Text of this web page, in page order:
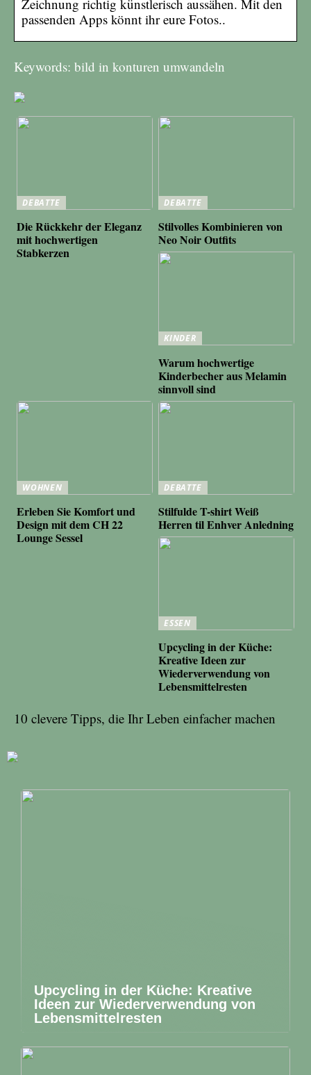
Zeichnung richtig künstlerisch aussähen. Mit den
passenden Apps könnt ihr eure Fotos..
Keywords: bild in konturen umwandeln
DEBATTE
Die Rückkehr der Eleganz
mit hochwertigen
Stabkerzen
DEBATTE
Stilvolles Kombinieren von
Neo Noir Outfits
KINDER
Warum hochwertige
Kinderbecher aus Melamin
sinnvoll sind
WOHNEN
Erleben Sie Komfort und
Design mit dem CH 22
Lounge Sessel
DEBATTE
Stilfulde T-shirt Weiß
Herren til Enhver Anledning
ESSEN
Upcycling in der Küche:
Kreative Ideen zur
Wiederverwendung von
Lebensmittelresten
10 clevere Tipps, die Ihr Leben einfacher machen
Upcycling in der Küche: Kreative
Ideen zur Wiederverwendung von
Lebensmittelresten